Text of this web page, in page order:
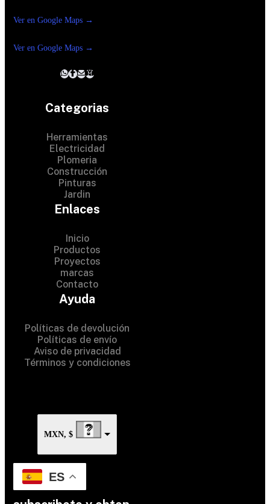
Ver en Google Maps →
Ver en Google Maps →
Categorias
Herramientas
Electricidad
Plomeria
Construcción
Pinturas
Jardin
Enlaces
Inicio
Productos
Proyectos
marcas
Contacto
Ayuda
Políticas de devolución
Políticas de envío
Aviso de privacidad
Términos y condiciones
MXN, $
ES